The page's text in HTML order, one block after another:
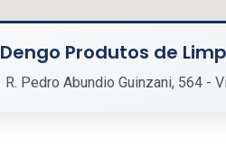
Dengo Produtos de
R. Pedro Abundio Guinzani, 564 -